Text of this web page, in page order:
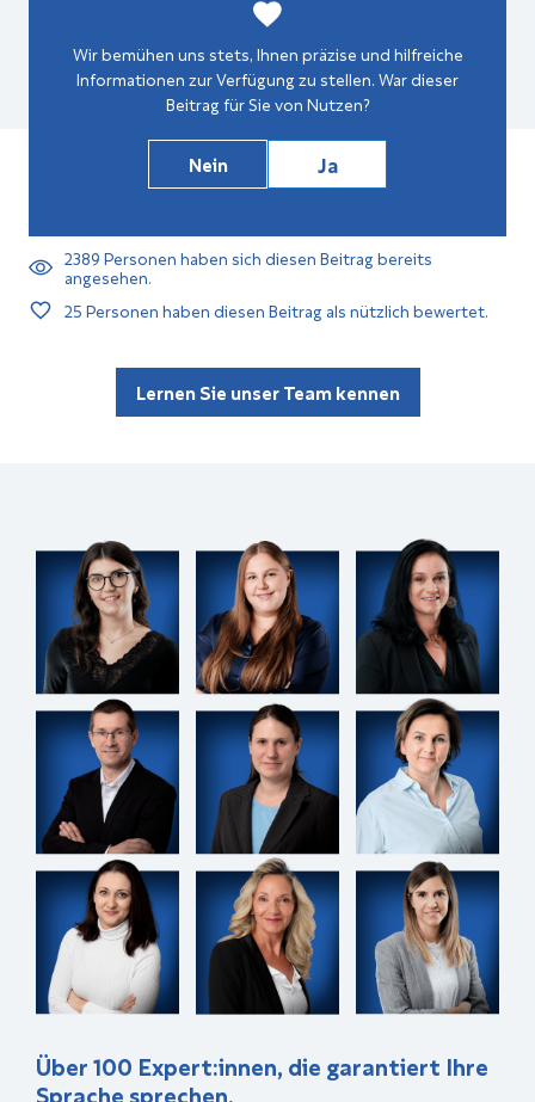
Wir bemühen uns stets, Ihnen präzise und hilfreiche
Informationen zur Verfügung zu stellen. War dieser
Beitrag für Sie von Nutzen?
Nein Ja
2389Personen haben sich diesen Beitrag bereits
angesehen.
25Personen haben diesen Beitrag als nützlich bewertet.
Lernen Sie unser Team kennen
Über 100 Expert:innen, die garantiert Ihre
Sprache sprechen.